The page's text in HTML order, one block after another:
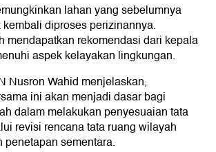
lahan yang sebelumnya
diproses perizinannya.
mendapatkan rekomendasi dari kepala
aspek kelayakan lingkungan.
Nusron Wahid menjelaskan,
ini akan menjadi dasar bagi
dalam melakukan penyesuaian tata
revisi rencana tata ruang wilayah
penetapan sementara.